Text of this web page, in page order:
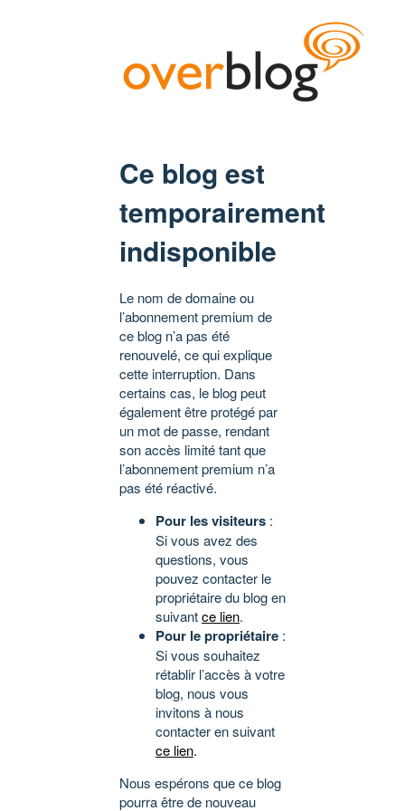
Ce blog est
temporairement
indisponible
Le nom de domaine ou
l’abonnement premium de
ce blog n’a pas été
renouvelé, ce qui explique
cette interruption. Dans
certains cas, le blog peut
également être protégé par
un mot de passe, rendant
son accès limité tant que
l’abonnement premium n’a
pas été réactivé.
Pour les visiteurs :
Si vous avez des
questions, vous
pouvez contacter le
propriétaire du blog en
suivantce lien.
Pour le propriétaire :
Si vous souhaitez
rétablir l’accès à votre
blog, nous vous
invitons à nous
contacter en suivant
ce lien.
Nous espérons que ce blog
pourra être de nouveau